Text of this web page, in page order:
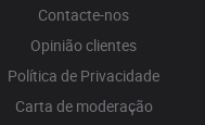
Contacte-nos
Opinião clientes
Política de Privacidade
Carta de moderação